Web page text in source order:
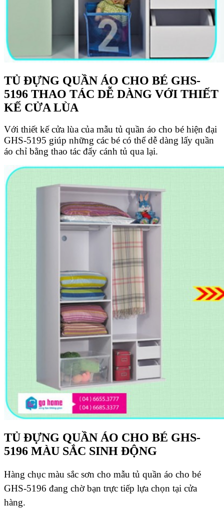
TỦ ĐỰNG QUẦN ÁO CHO BÉ GHS-
5196 THAO TÁC DỄ DÀNG VỚI THIẾT
KẾ CỬA LÙA
Với thiết kế cửa lùa của mẫu tủ quần áo cho bé hiện đại
GHS-5195 giúp những các bé có thể dễ dàng lấy quần
áo chỉ bằng thao tác đẩy cánh tủ qua lại.
TỦ ĐỰNG QUẦN ÁO CHO BÉ GHS-
5196 MÀU SẮC SINH ĐỘNG
Hàng chục màu sắc sơn cho mẫu tủ quần áo cho bé
GHS-5196 đang chờ bạn trực tiếp lựa chọn tại cửa
hàng.